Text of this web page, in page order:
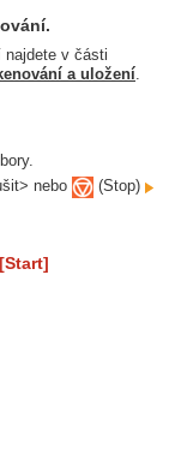
najdete v části
a uložení.
nebo
(Stop)